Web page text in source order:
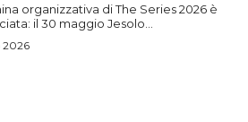
organizzativa di The Series 2026 è
il 30 maggio Jesolo...
2026